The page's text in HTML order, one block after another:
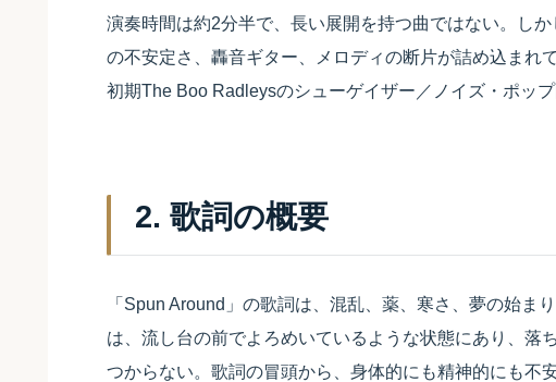
演奏時間は約2分半で、長い展開を持つ曲ではない。し
の不安定さ、轟音ギター、メロディの断片が詰め込まれ
初期The Boo Radleysのシューゲイザー／ノイズ・ポッ
2. 歌詞の概要
「Spun Around」の歌詞は、混乱、薬、寒さ、夢の始ま
は、流し台の前でよろめいているような状態にあり、落
つからない。歌詞の冒頭から、身体的にも精神的にも不